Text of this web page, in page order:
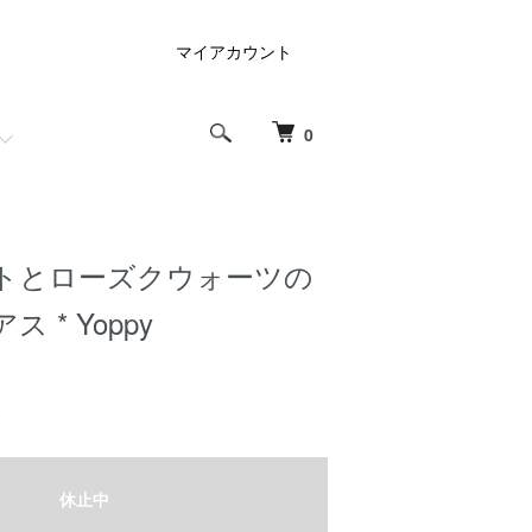
0
マイアカウント
とローズクウォーツの
ス * Yoppy
休止中